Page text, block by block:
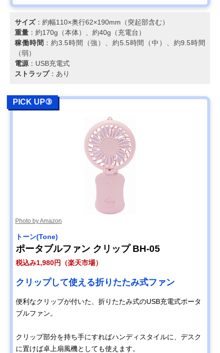
サイズ：約幅110×奥行62×190mm（突起部含む）
重量 ：約170g（本体）、約40g（充電台）
稼働時間 ：約3.5時間（強）、約5.5時間（中）、約9.5時間
（弱）
電源 ：USB充電式
ストラップ：あり
PICK UP③
Photo by Amazon
トーン(Tone)
ポータブルファン クリップ BH-05
税込み1,980円（楽天市場）
クリップして使える折りたたみ式ファン
便利なクリップが付いた、折りたたみ式のUSB充電式ポータ
ブルファン。
クリップ部分を持ち手にすればハンディスタイルに、デスク
に置けば卓上扇風機としても使えます。